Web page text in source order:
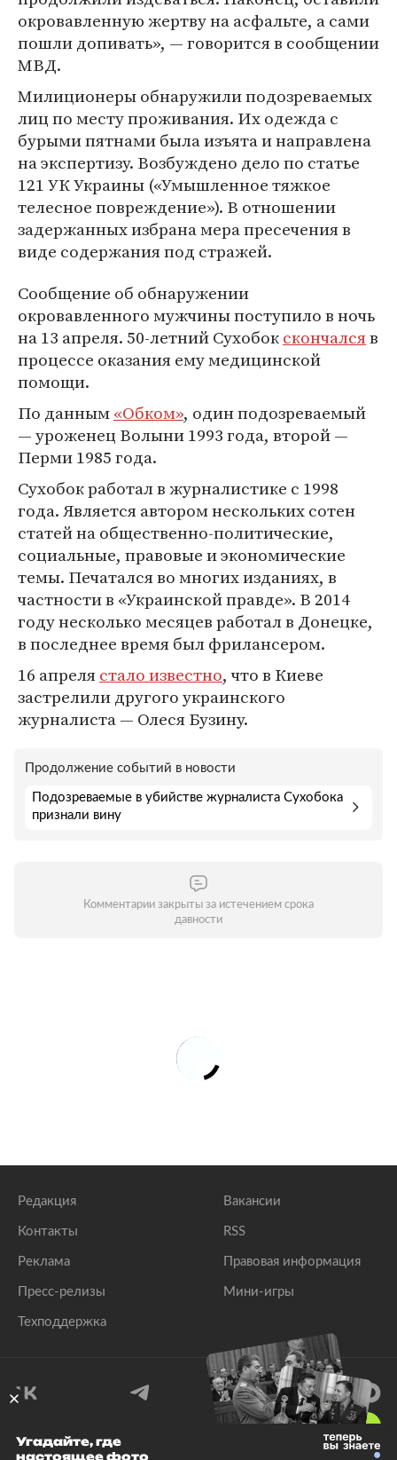
окровавленную жертву на асфальте, а сами
пошли допивать», — говорится в сообщении
МВД.
Милиционеры обнаружили подозреваемых
лиц по месту проживания. Их одежда с
бурыми пятнами была изъята и направлена
на экспертизу. Возбуждено дело по статье
121 УК Украины («Умышленное тяжкое
телесное повреждение»). В отношении
задержанных избрана мера пресечения в
виде содержания под стражей.
Сообщение об обнаружении
окровавленного мужчины поступило в ночь
на 13 апреля. 50-летний Сухобокскончалсяв
процессе оказания ему медицинской
помощи.
По данным«Обком», один подозреваемый
— уроженец Волыни 1993 года, второй —
Перми 1985 года.
Сухобок работал в журналистике с 1998
года. Является автором нескольких сотен
статей на общественно-политические,
социальные, правовые и экономические
темы. Печатался во многих изданиях, в
частности в «Украинской правде». В 2014
году несколько месяцев работал в Донецке,
в последнее время был фрилансером.
16 апрелястало известно, что в Киеве
застрелили другого украинского
журналиста — Олеся Бузину.
Продолжение событий в новости
Подозреваемые в убийстве журналиста Сухобока
признали вину
Комментарии закрыты за истечением срока
давности
Редакция
Контакты
Реклама
Пресс-релизы
Техподдержка
Вакансии
RSS
Правовая информация
Мини-игры
© 1999–2026 Все права защищены.
Угадайте, где
настоящее фото